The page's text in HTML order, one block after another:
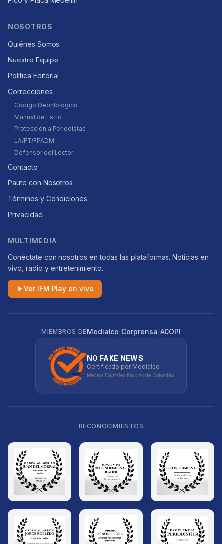
NOSOTROS
Quiénes Somos
Nuestro Equipo
Política Editorial
Correcciones
Código Deontológico
Manual de Estilo
Protección a Periodistas
LA/FT/FPADM
Defensor del Lector
Contacto
Paute con Nosotros
Términos y Condiciones
Privacidad
MULTIMEDIA
Conéctate con nosotros en todas las plataformas. Noticias en
vivo, radio y entretenimiento.
Ver IFM Play en vivo
MIEMBROS DEMedialco Corprensa ACOPI
NO FAKE NEWS
Certificado por Medialco
Medios Digitales Fiables de Colombia
RECONOCIMIENTOS